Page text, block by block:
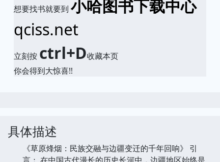
想要找书就要到 小哈图书下载中心
qciss.net
立刻按 ctrl+D收藏本页
你会得到大惊喜!!
具体描述
《草原烽烟：民族交融与边疆变迁的千年回响》 引